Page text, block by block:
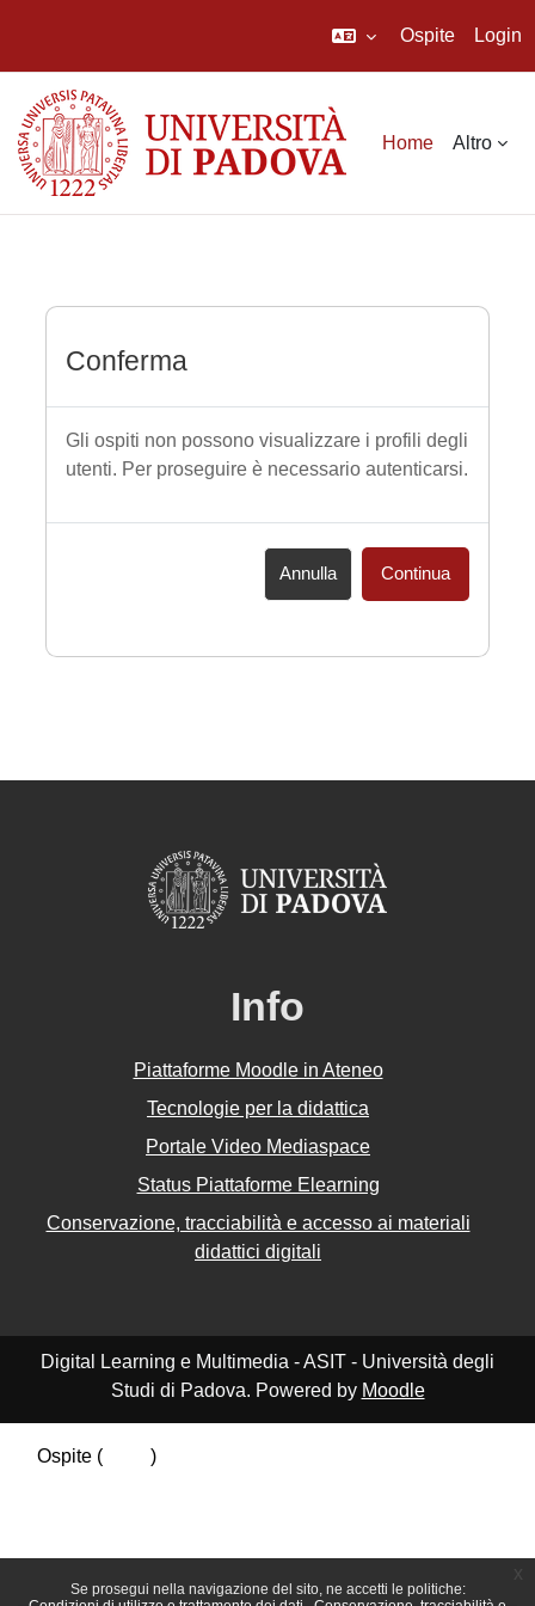
Se prosegui nella navigazione del sito, ne accetti le politiche:
Ospite Login
Home Altro
Conferma
Gli ospiti non possono visualizzare i profili degli
utenti. Per proseguire è necessario autenticarsi.
Annulla Continua
Info
Piattaforme Moodle in Ateneo
Tecnologie per la didattica
Portale Video Mediaspace
Status Piattaforme Elearning
Conservazione, tracciabilità e accesso ai materiali
didattici digitali
Digital Learning e Multimedia - ASIT - Università degli
Studi di Padova. Powered by Moodle
Ospite (
)